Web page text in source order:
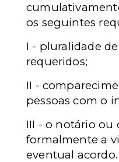
os seguintes
I - pluralidade
requeridos;
II -
pessoas com o
III - o notário ou
formalmente a
eventual acordo.